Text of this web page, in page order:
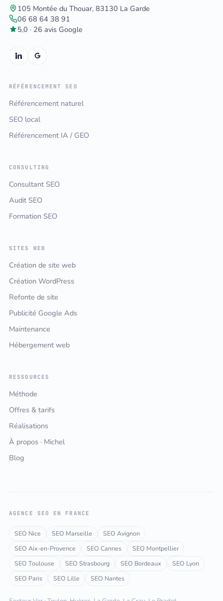
105 Montée du Thouar, 83130 La Garde
06 68 64 38 91
5,0 · 26 avis Google
RÉFÉRENCEMENT SEO
Référencement naturel
SEO local
Référencement IA / GEO
CONSULTING
Consultant SEO
Audit SEO
Formation SEO
SITES WEB
Création de site web
Création WordPress
Refonte de site
Publicité Google Ads
Maintenance
Hébergement web
RESSOURCES
Méthode
Offres & tarifs
Réalisations
À propos · Michel
Blog
AGENCE SEO EN FRANCE
SEO Nice SEO Marseille
SEO Avignon
SEO Aix-en-Provence
SEO Cannes
SEO Montpellier
SEO Toulouse
SEO Strasbourg SEO Bordeaux
SEO Lyon
SEO Paris
SEO Lille SEO Nantes